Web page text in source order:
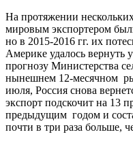
На протяжении
мировым экспортером
но в 2015-2016 гг. их
Америке удалось вернуть
прогнозу Министерства
нынешнем 12-месячном
июля, Россия снова
экспорт подскочит на 13
предыдущим годом и
почти в три раза больше,